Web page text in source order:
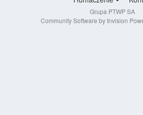
Grupa PTWP SA
Community Software by Invision